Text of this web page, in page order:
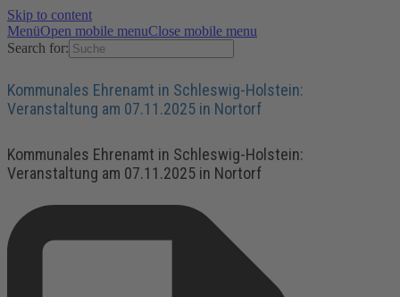
Skip to content
MenüOpen mobile menuClose mobile menu
Search for:
Kommunales Ehrenamt in Schleswig-Holstein:
Veranstaltung am 07.11.2025 in Nortorf
Kommunales Ehrenamt in Schleswig-Holstein:
Veranstaltung am 07.11.2025 in Nortorf